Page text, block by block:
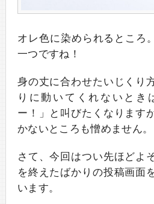
オレ色に染められるところ
一つですね！
身の丈に合わせたいじくり
りに動いてくれないとき
ー！」と叫びたくなります
かないところも憎めません。
さて、今回はつい先ほどよ
を終えたばかりの投稿画面
います。